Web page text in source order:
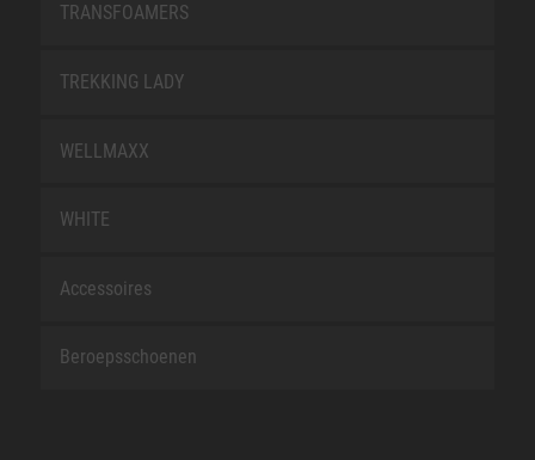
TRANSFOAMERS
TREKKING LADY
WELLMAXX
WHITE
Accessoires
Beroepsschoenen